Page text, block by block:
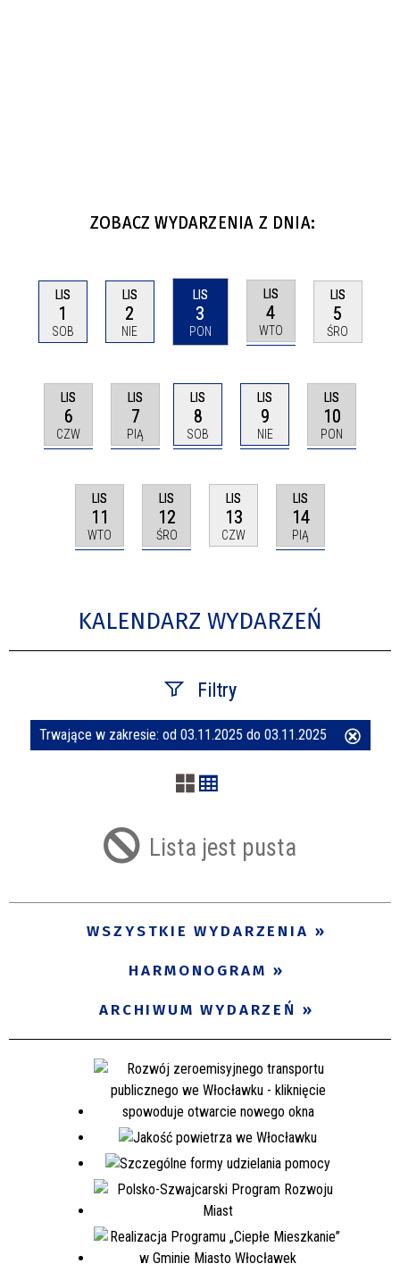
ZOBACZ WYDARZENIA Z DNIA:
LIS
1
SOB
LIS
2
NIE
LIS
3
PON
LIS
4
WTO
LIS
5
ŚRO
LIS
6
CZW
LIS
7
PIĄ
LIS
8
SOB
LIS
9
NIE
LIS
10
PON
LIS
11
WTO
LIS
12
ŚRO
LIS
13
CZW
LIS
14
PIĄ
KALENDARZ WYDARZEŃ
Filtry
Szukana fraza
Trwające w zakresie: od 03.11.2025 do 03.11.2025
Lista jest pusta
WSZYSTKIE WYDARZENIA
HARMONOGRAM
ARCHIWUM WYDARZEŃ